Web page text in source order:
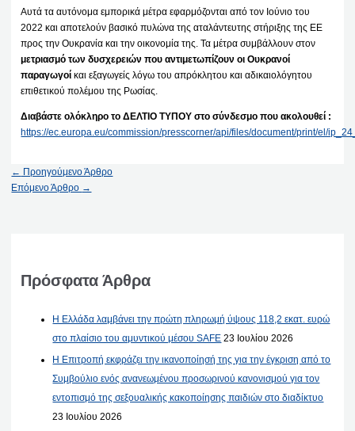
Αυτά τα αυτόνομα εμπορικά μέτρα εφαρμόζονται από τον Ιούνιο του
2022 και αποτελούν βασικό πυλώνα της αταλάντευτης στήριξης της ΕΕ
προς την Ουκρανία και την οικονομία της. Τα μέτρα συμβάλλουν στον
μετριασμό των δυσχερειών που αντιμετωπίζουν οι Ουκρανοί
παραγωγοί και εξαγωγείς λόγω του απρόκλητου και αδικαιολόγητου
επιθετικού πολέμου της Ρωσίας.
Διαβάστε ολόκληρο το ΔΕΛΤΙΟ ΤΥΠΟΥ στο σύνδεσμο που ακολουθεί :
https://ec.europa.eu/commission/presscorner/api/files/document/print/el/
← Προηγούμενο Άρθρο
Επόμενο Άρθρο →
Πρόσφατα Άρθρα
Η Ελλάδα λαμβάνει την πρώτη πληρωμή ύψους 118,2 εκατ. ευρώ
στο πλαίσιο του αμυντικού μέσου SAFE 23 Ιουλίου 2026
Η Επιτροπή εκφράζει την ικανοποίησή της για την έγκριση από το
Συμβούλιο ενός ανανεωμένου προσωρινού κανονισμού για τον
εντοπισμό της σεξουαλικής κακοποίησης παιδιών στο διαδίκτυο
23 Ιουλίου 2026